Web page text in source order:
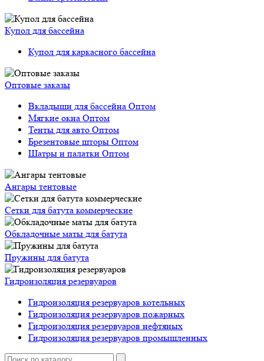
Купол для бассейна
Купол для каркасного бассейна
Оптовые заказы
Вкладыши для бассейна Оптом
Мягкие окна Оптом
Тенты для авто Оптом
Брезентовые шторы Оптом
Шатры и палатки Оптом
Ангары тентовые
Сетки для батута коммерческие
Обкладочные маты для батута
Пружины для батута
Гидроизоляция резервуаров
Гидроизоляция резервуаров котельных
Гидроизоляция резервуаров пожарных
Гидроизоляция резервуаров нефтяных
Гидроизоляция резервуаров промышленных